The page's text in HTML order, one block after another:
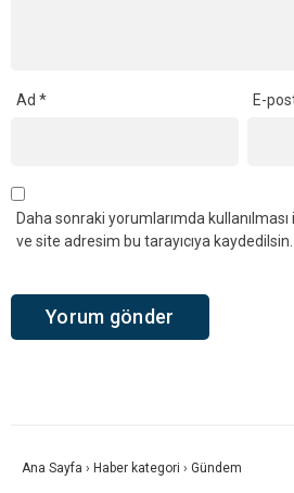
Ad * E-
Daha sonraki yorumlarımda
ve site adresim bu tarayıcıya kaydedilsin.
Ana Sayfa › Haber kategori › Gündem